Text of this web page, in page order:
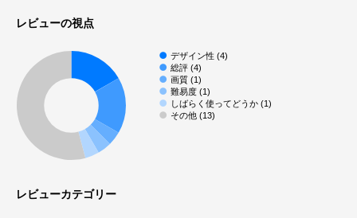
レビューの視点
デザイン性 (4)
総評 (4)
画質 (1)
難易度 (1)
しばらく使ってどうか (1)
その他 (13)
レビューカテゴリー